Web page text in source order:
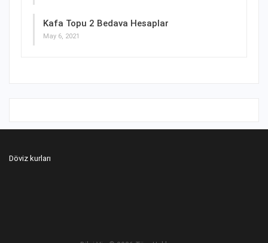
Kafa Topu 2 Bedava Hesaplar
May 6, 2021
Döviz kurları